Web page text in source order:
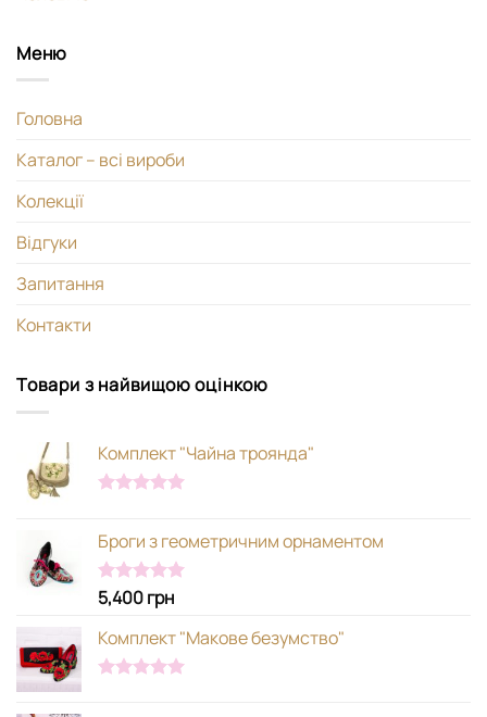
Меню
Головна
Каталог – всі вироби
Колекції
Відгуки
Запитання
Контакти
Товари з найвищою оцінкою
Комплект "Чайна троянда"
Броги з геометричним орнаментом
Оцінено в
з 5
5,400грн
Комплект "Макове безумство"